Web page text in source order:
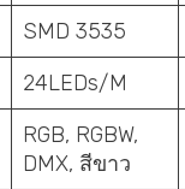
SMD 3535
24LEDs/M
RGB, RGBW,
DMX, สีขาว